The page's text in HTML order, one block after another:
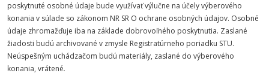
poskytnuté osobné údaje bude využívať výlučne na účely výberového
konania v súlade so zákonom NR SR O ochrane osobných údajov. Osobné
údaje zhromažďuje iba na základe dobrovoľného poskytnutia. Zaslané
žiadosti budú archivované v zmysle Registratúrneho poriadku STU.
Neúspešným uchádzačom budú materiály, zaslané do výberového
konania, vrátené.